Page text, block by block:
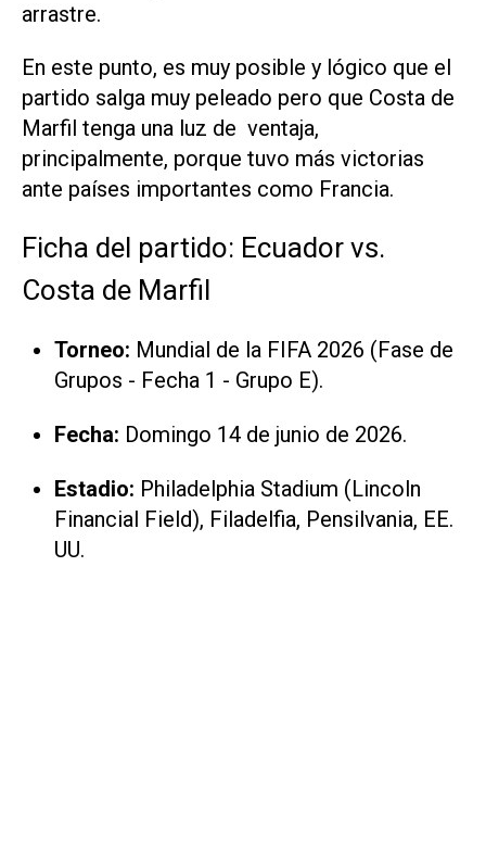
arrastre.
En este punto, es muy posible y lógico que el
partido salga muy peleado pero que Costa de
Marfil tenga una luz de ventaja,
principalmente, porque tuvo más victorias
ante países importantes como Francia.
Ficha del partido: Ecuador vs.
Costa de Marfil
Torneo: Mundial de la FIFA 2026 (Fase de
Grupos - Fecha 1 - Grupo E).
Fecha: Domingo 14 de junio de 2026.
Estadio: Philadelphia Stadium (Lincoln
Financial Field), Filadelfia, Pensilvania, EE.
UU.